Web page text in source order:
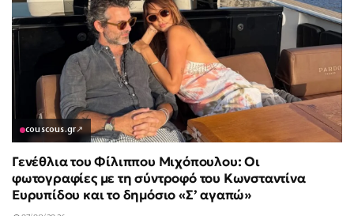
couscous.gr↗
Γενέθλια του Φίλιππου Μιχόπουλου: Οι
φωτογραφίες με τη σύντροφό του Κωνσταντίνα
Ευρυπίδου και το δημόσιο «Σ’ αγαπώ»